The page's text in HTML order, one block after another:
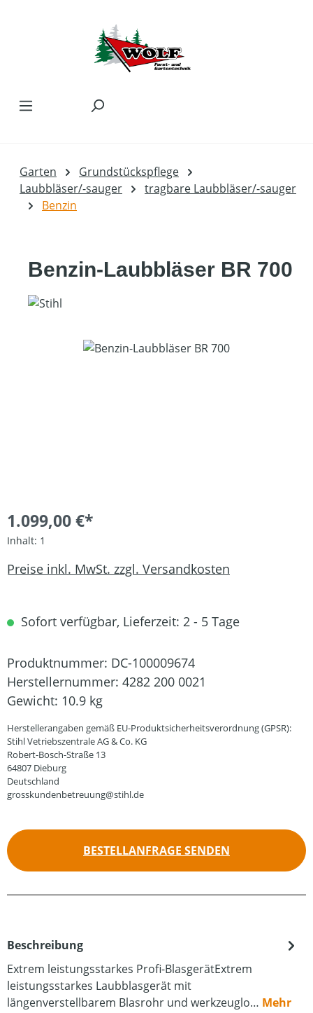
Garten
Grundstückspflege
Laubbläser/-sauger
tragbare Laubbläser/-sauger
Benzin
Benzin-Laubbläser BR 700
Bildergalerie überspringen
1.099,00 €*
Inhalt: 1
Preise inkl. MwSt. zzgl. Versandkosten
Sofort verfügbar, Lieferzeit: 2 - 5 Tage
Produktnummer: DC-100009674
Herstellernummer: 4282 200 0021
Gewicht: 10.9 kg
Herstellerangaben gemäß EU-Produktsicherheitsverordnung (GPSR):
Stihl Vetriebszentrale AG & Co. KG
Robert-Bosch-Straße 13
64807 Dieburg
Deutschland
grosskundenbetreuung@stihl.de
BESTELLANFRAGE SENDEN
Beschreibung
Extrem leistungsstarkes Profi-BlasgerätExtrem
leistungsstarkes Laubblasgerät mit
längenverstellbarem Blasrohr und werkzeuglo… Mehr